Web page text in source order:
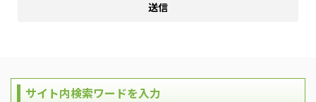
サイト内検索ワードを入力